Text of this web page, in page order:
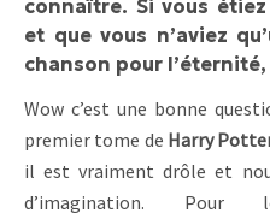
connaître. Si vous
et que vous n’aviez
chanson pour
Wow c’est une bonne
premier tome de Harry
il est vraiment drôle et
d’imagination.